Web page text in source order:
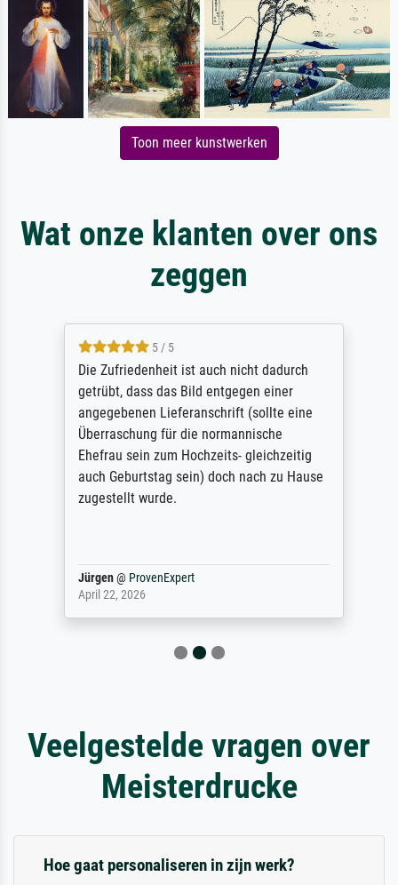
Toon meer kunstwerken
Wat onze klanten over ons
zeggen
5 / 5
Die Zufriedenheit ist auch nicht dadurch
getrübt, dass das Bild entgegen einer
angegebenen Lieferanschrift (sollte eine
Überraschung für die normannische
Ehefrau sein zum Hochzeits- gleichzeitig
auch Geburtstag sein) doch nach zu Hause
zugestellt wurde.
Jürgen@ProvenExpert
April 22, 2026
Veelgestelde vragen over
Meisterdrucke
Hoe gaat personaliseren in zijn werk?